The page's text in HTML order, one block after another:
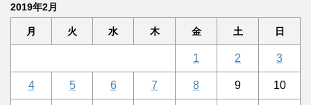
2019年2月
月 火 水 木 金 土 日
1 2 3
4 5 6 7 8 9 10